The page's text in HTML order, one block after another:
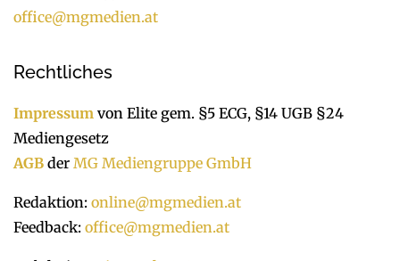
office@mgmedien.at
Rechtliches
Impressum von Elite gem. §5 ECG, §14 UGB §24
Mediengesetz
AGB der MG Mediengruppe GmbH
Redaktion: online@mgmedien.at
Feedback: office@mgmedien.at